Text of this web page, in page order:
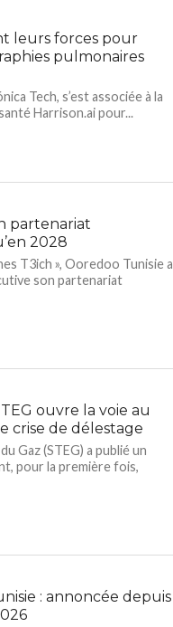
leurs forces pour
pulmonaires
Tech, s’est associée à la
Harrison.ai pour...
partenariat
2028
T3ich », Ooredoo Tunisie a
son partenariat
ouvre la voie au
crise de délestage
Gaz (STEG) a publié un
pour la première fois,
: annoncée depuis